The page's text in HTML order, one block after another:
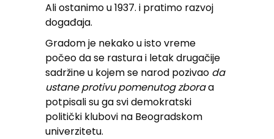
Ali ostanimo u 1937. i pratimo razvoj
događaja.
Gradom je nekako u isto vreme
počeo da se rastura i letak drugačije
sadržine u kojem se narod pozivao da
ustane protivu pomenutog zboraa
potpisali su ga svi demokratski
politički klubovi na Beogradskom
univerzitetu.